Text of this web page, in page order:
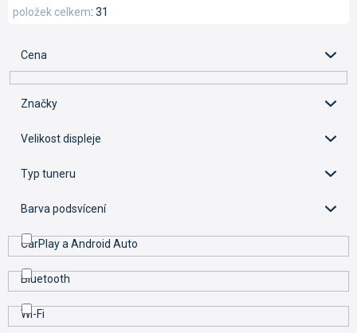
e
r
u
31
položek celkem
Cena
Značky
Velikost displeje
Typ tuneru
Barva podsvícení
CarPlay a Android Auto
Bluetooth
Wi-Fi